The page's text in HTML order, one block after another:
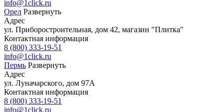
info@1click.ru
Орел Развернуть
Адрес
ул. Приборостроительная, дом 42, магазин "Плитка"
Контактная информация
8 (800) 333-19-51
info@1click.ru
Пермь Развернуть
Адрес
ул. Луначарского, дом 97А
Контактная информация
8 (800) 333-19-51
info@1click.ru